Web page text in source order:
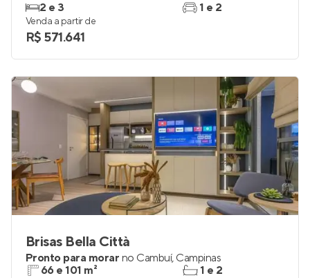
2 e 3
1 e 2
Venda a partir de
R$ 571.641
Brisas Bella Città
Pronto para morar no Cambuí, Campinas
66 e 101 m²
1 e 2